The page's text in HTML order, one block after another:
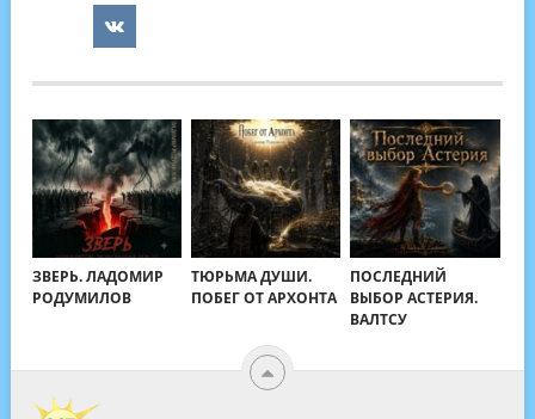
ЗВЕРЬ. ЛАДОМИР
РОДУМИЛОВ
ТЮРЬМА ДУШИ.
ПОБЕГ ОТ АРХОНТА
ПОСЛЕДНИЙ
ВЫБОР АСТЕРИЯ.
ВАЛТСУ